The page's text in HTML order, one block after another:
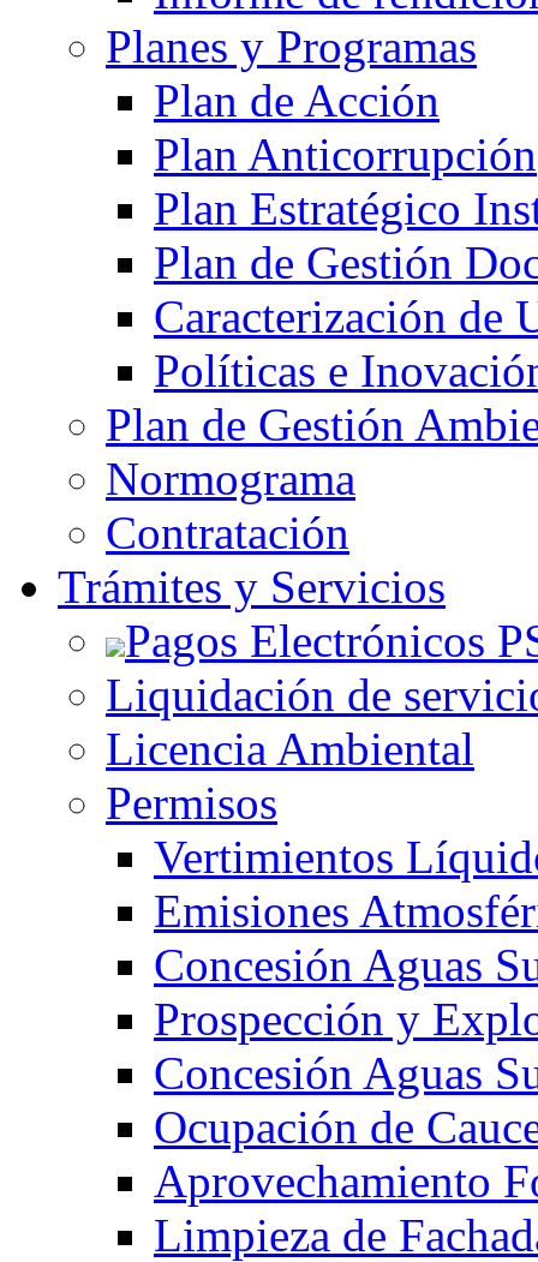
Planes y Programas
Plan de Acción
Plan Anticorrupción
Plan Estratégico
Plan de Gestión
Caracterización de
Políticas e
Plan de Gestión
Normograma
Contratación
Trámites y Servicios
Pagos Electrónicos
Liquidación de
Licencia Ambiental
Permisos
Vertimientos
Emisiones
Concesión Aguas
Prospección y
Concesión Aguas
Ocupación de
Aprovechamiento
Limpieza de